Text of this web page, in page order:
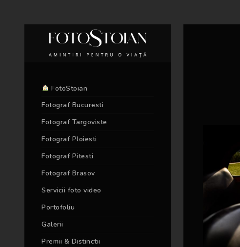
FotoStoian
Fotograf Bucuresti
Fotograf Targoviste
Fotograf Ploiesti
Fotograf Pitesti
Fotograf Brasov
Servicii foto video
Portofoliu
Galerii
Premii & Distinctii